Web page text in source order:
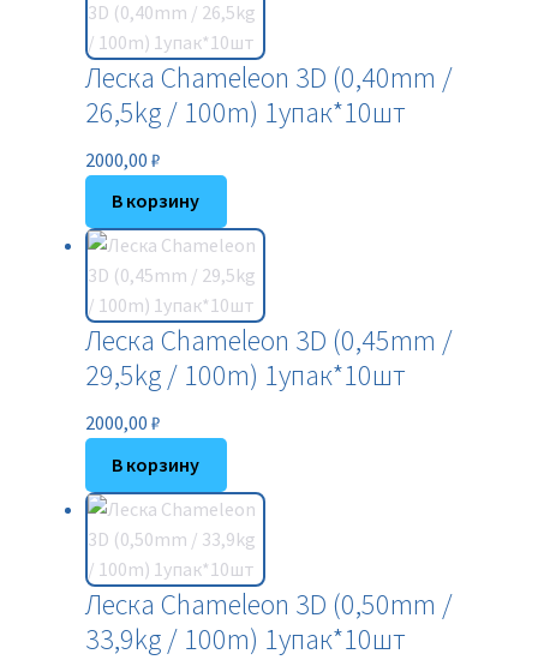
Леска Chameleon 3D (0,40mm /
26,5kg / 100m) 1упак*10шт
2000,00 ₽
В корзину
Леска Chameleon 3D (0,45mm /
29,5kg / 100m) 1упак*10шт
2000,00 ₽
В корзину
Леска Chameleon 3D (0,50mm /
33,9kg / 100m) 1упак*10шт